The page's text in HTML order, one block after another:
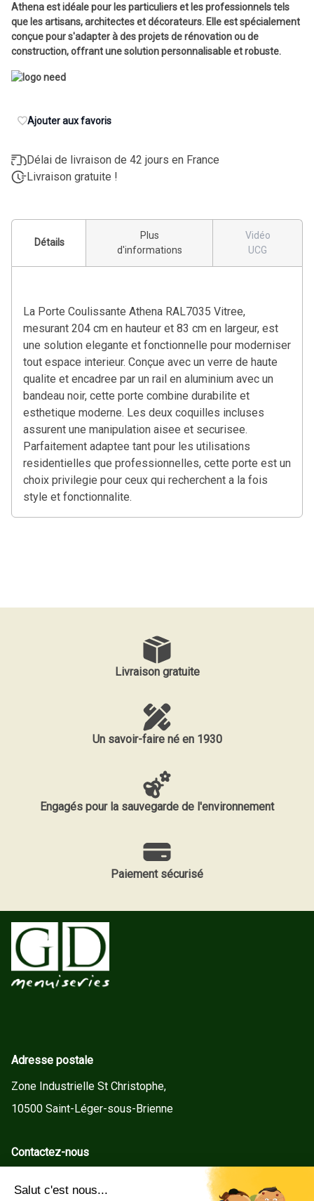
Athena est idéale pour les particuliers et les professionnels tels
que les artisans, architectes et décorateurs. Elle est spécialement
conçue pour s'adapter à des projets de rénovation ou de
construction, offrant une solution personnalisable et robuste.
Ajouter aux favoris
Délai de livraison de 42 jours en France
Livraison gratuite !
Détails
Plus
d'informations
Vidéo
UCG
La Porte Coulissante Athena RAL7035 Vitree,
mesurant 204 cm en hauteur et 83 cm en largeur, est
une solution elegante et fonctionnelle pour moderniser
tout espace interieur. Conçue avec un verre de haute
qualite et encadree par un rail en aluminium avec un
bandeau noir, cette porte combine durabilite et
esthetique moderne. Les deux coquilles incluses
assurent une manipulation aisee et securisee.
Parfaitement adaptee tant pour les utilisations
residentielles que professionnelles, cette porte est un
choix privilegie pour ceux qui recherchent a la fois
style et fonctionnalite.
Livraison gratuite
Un savoir-faire né en 1930
Engagés pour la sauvegarde de l'environnement
Paiement sécurisé
Adresse postale
Zone Industrielle St Christophe,
10500 Saint-Léger-sous-Brienne
Contactez-nous